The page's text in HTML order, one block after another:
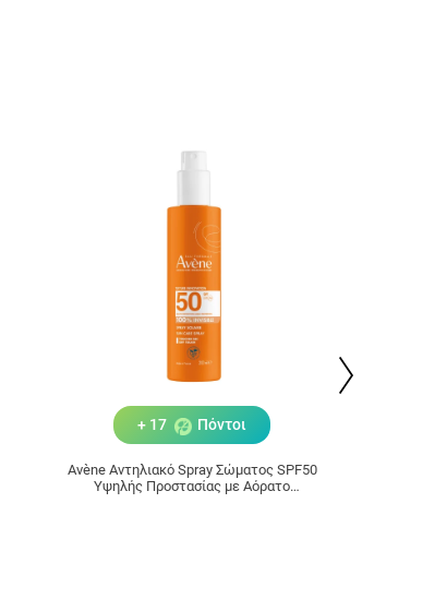
+ 17 Πόντοι
Avène Αντηλιακό Spray Σώματος SPF50
Υψηλής Προστασίας με Αόρατο